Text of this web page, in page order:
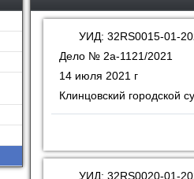
УИД: 32RS0015-01-
Дело № 2а-1121/2021
14 июля 2021 г
Клинцовский городской
УИД: 32RS0020-01-